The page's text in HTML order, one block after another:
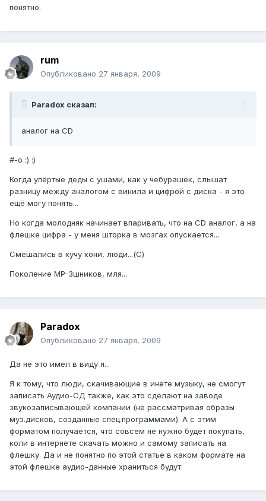
понятно.
rum
Опубликовано 27 января, 2009
Paradox сказал:
аналог на CD
#-o :) :)
Когда упёртые деды с ушами, как у чебурашек, слышат
разницу между аналогом с винила и цифрой с диска - я это
ещё могу понять...
Но когда молодняк начинает впаривать, что на CD аналог, а на
флешке цифра - у меня шторка в мозгах опускается...
Смешались в кучу кони, люди...(С)
Поколение MP-3шников, мля...
Paradox
Опубликовано 27 января, 2009
Да не это имел в виду я...
Я к тому, что люди, скачивающие в инете музыку, не смогут
записать Аудио-СД также, как это сделают на заводе
звукозаписывающей компании (не рассматривая образы
муз.дисков, созданные спец.программами). А с этим
форматом получается, что совсем не нужно будет покупать,
коли в интернете скачать можно и самому записать на
флешку. Да и не понятно по этой статье в каком формате на
этой флешке аудио-данные храниться будут.